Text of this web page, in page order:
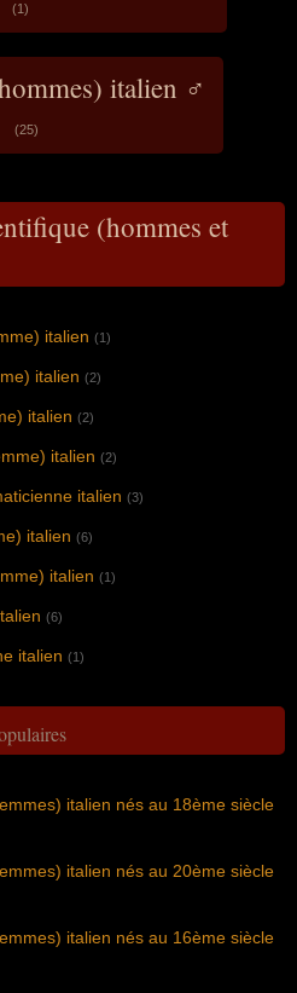
(1)
italien ♂
(25)
(hommes et
italien (1)
italien (2)
italien (2)
italien (2)
italien (3)
italien (6)
italien (1)
(6)
italien (1)
italien nés au 18ème siècle
italien nés au 20ème siècle
italien nés au 16ème siècle